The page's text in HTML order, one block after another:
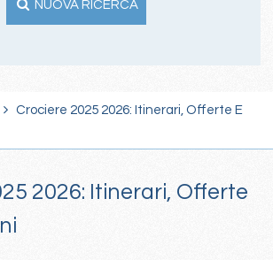
NUOVA RICERCA
Crociere 2025 2026: Itinerari, Offerte E
2026: Itinerari, Offerte